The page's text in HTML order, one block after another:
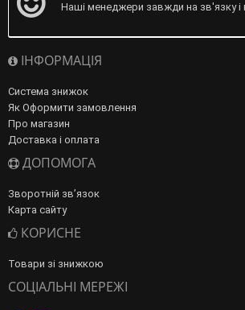
Наші менеджери завжди на зв'язку і
ІНФОРМАЦІЯ
Система знижок
Як Оформити замовлення
Про магазин
Доставка і оплата
ДОПОМОГА
Зворотній зв’язок
Карта сайту
КОРИСНЕ
Товари зі знижкою
СОЦІАЛЬНІ МЕРЕЖІ